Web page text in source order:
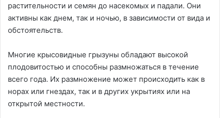
растительности и семян до насекомых и падали. Они
активны как днем, так и ночью, в зависимости от вида и
обстоятельств.
Многие крысовидные грызуны обладают высокой
плодовитостью и способны размножаться в течение
всего года. Их размножение может происходить как в
норах или гнездах, так и в других укрытиях или на
открытой местности.